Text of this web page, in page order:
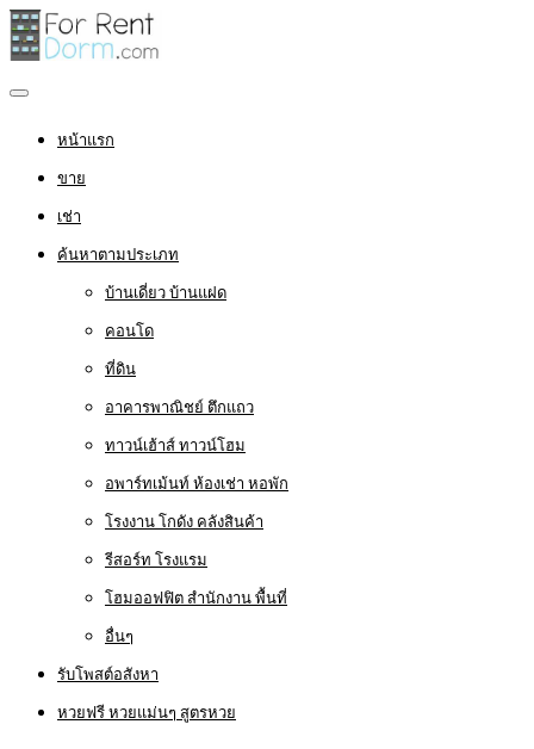
หน้าแรก
ขาย
เช่า
ค้นหาตามประเภท
บ้านเดี่ยว บ้านแฝด
คอนโด
ที่ดิน
อาคารพาณิชย์ ตึกแถว
ทาวน์เฮ้าส์ ทาวน์โฮม
อพาร์ทเม้นท์ ห้องเช่า หอพัก
โรงงาน โกดัง คลังสินค้า
รีสอร์ท โรงแรม
โฮมออฟฟิต สำนักงาน พื้นที่
อื่นๆ
รับโพสต์อสังหา
หวยฟรี หวยแม่นๆ สูตรหวย